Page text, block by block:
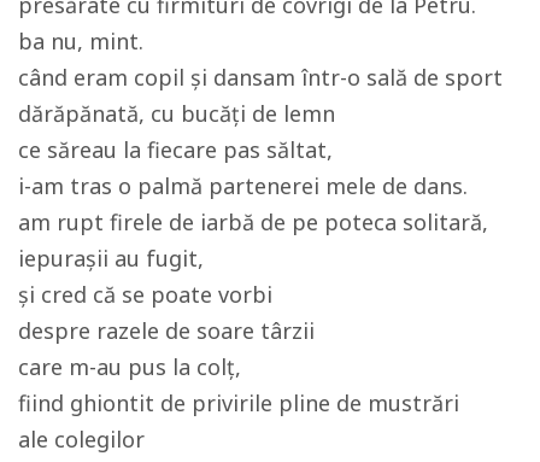
ba nu, mint.
când eram copil și dansam într-o sală de sport
dărăpănată, cu bucăți de lemn
ce săreau la fiecare pas săltat,
i-am tras o palmă partenerei mele de dans.
am rupt firele de iarbă de pe poteca solitară,
iepurașii au fugit,
și cred că se poate vorbi
despre razele de soare târzii
care m-au pus la colț,
fiind ghiontit de privirile pline de mustrări
ale colegilor